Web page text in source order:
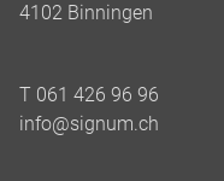
4102 Binningen
T 061 426 96 96
info@signum.ch